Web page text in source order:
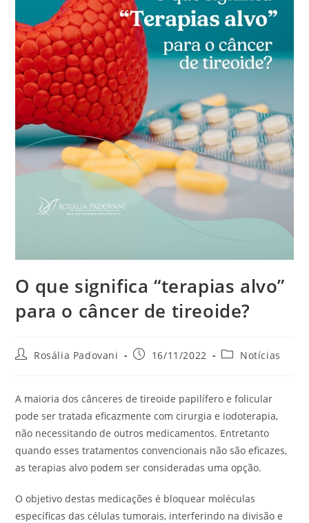
O que significa “terapias alvo”
para o câncer de tireoide?
Rosália Padovani 16/11/2022 Notícias
A maioria dos cânceres de tireoide papilífero e folicular
pode ser tratada eficazmente com cirurgia e iodoterapia,
não necessitando de outros medicamentos. Entretanto
quando esses tratamentos convencionais não são eficazes,
as terapias alvo podem ser consideradas uma opção.
O objetivo destas medicações é bloquear moléculas
específicas das células tumorais, interferindo na divisão e